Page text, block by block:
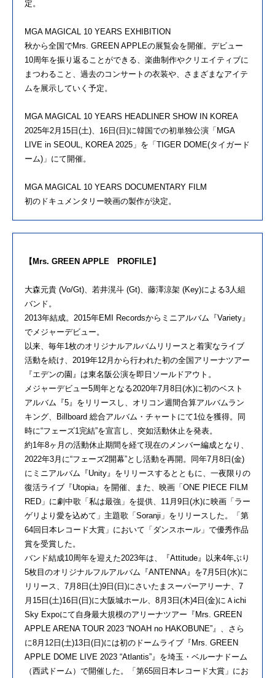
定。
MGA MAGICAL 10 YEARS EXHIBITION
秋から全国でMrs. GREEN APPLEの展覧会を開催。デビュー
10周年を振り返ることができる、楽曲制作やクリエイティブに
まつわること、過去のコンサートの衣装や、さまざまなアイテ
ムを展示していく予定。
MGA MAGICAL 10 YEARS HEADLINER SHOW IN KOREA
2025年2月15日(土)、16日(日)に韓国での初単独公演「MGA
LIVE in SEOUL, KOREA 2025」を「TIGER DOME(タイガード
ーム)」にて開催。
MGA MAGICAL 10 YEARS DOCUMENTARY FILM
初のドキュメンタリー映画の製作が決定。
【Mrs. GREEN APPLE PROFILE】
大森元貴 (Vo/Gt)、若井滉斗 (Gt)、藤澤涼架 (Key)による3人組
バンド。
2013年結成。2015年EMI Recordsからミニアルバム『Variety』
でメジャーデビュー。
以来、毎年1枚のオリジナルアルバムリリースと着実なライブ
活動を続け、2019年12月から行われた初の全国アリーナツアー
『エデンの園』は東名阪公演を即日ソールドアウト。
メジャーデビュー5周年となる2020年7月8日(水)に初のベスト
アルバム『5』をリリースし、オリコン週間合算アルバムラン
キング、Billboard 総合アルバム・チャートにて1位を獲得。同
時に“フェーズ1完結”を宣言し、突如活動休止を発表。
約1年8ヶ月の活動休止期間を経て現在のメンバー編成となり、
2022年3月に“フェーズ2開幕”とし活動を再開。同年7月8日(金)
にミニアルバム『Unity』をリリースするとともに、一夜限りの
復活ライブ『Utopia』を開催、また、映画「ONE PIECE FILM
RED」に劇中歌「私は最強」を提供、11月9日(水)に映画「ラー
ゲリより愛を込めて」主題歌「Soranji」をリリースした。「第
64回日本レコード大賞」において「ダンスホール」で優秀作品
賞を受賞した。
バンド結成10周年を迎えた2023年は、『Attitude』以来4年ぶり
5枚目のオリジナルフルアルバム『ANTENNA』を7月5日(水)に
リリース、7月8日(土)9日(日)にさいたまスーパーアリーナ、7
月15日(土)16日(日)に大阪城ホール、8月3日(木)4日(金)にＡichi
Sky Expoにて自身最大規模のアリーナツアー『Mrs. GREEN
APPLE ARENA TOUR 2023 “NOAH no HAKOBUNE”』、さら
に8月12日(土)13日(日)には初のドームライブ『Mrs. GREEN
APPLE DOME LIVE 2023 “Atlantis”』を埼玉・ベルーナドーム
（西武ドーム）で開催した。「第65回日本レコード大賞」にお